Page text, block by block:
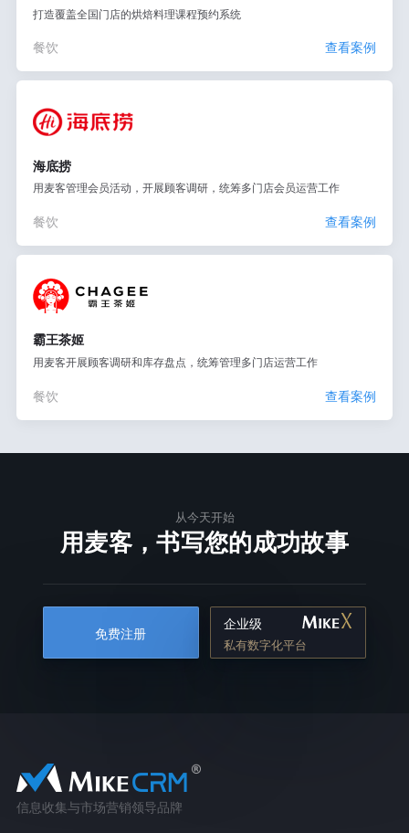
打造覆盖全国门店的烘焙料理课程预约系统
餐饮 查看案例
海底捞
用麦客管理会员活动，开展顾客调研，统筹多门店会员运营工作
餐饮 查看案例
霸王茶姬
用麦客开展顾客调研和库存盘点，统筹管理多门店运营工作
餐饮 查看案例
从今天开始
用麦客，书写您的成功故事
免费注册
企业级
私有数字化平台
信息收集与市场营销领导品牌